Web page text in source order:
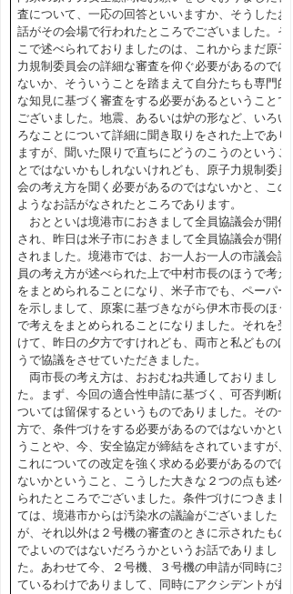
査について、一応の回答といいますか、そうしたお
話がその会場で行われたところでございました。そ
こで述べられておりましたのは、これからまだ原子
力規制委員会の詳細な審査を仰ぐ必要があるのでは
ないか、そういうことを踏まえて自分たちも専門的
な知見に基づく審査をする必要があるということで
ございました。地震、あるいは炉の形など、いろい
ろなことについて詳細に聞き取りをされた上であり
ますが、聞いた限りで直ちにどうのこうのというこ
とではないかもしれないけれども、原子力規制委員
会の考え方を聞く必要があるのではないかと、この
ようなお話がなされたところであります。
おとといは境港市におきまして全員協議会が開催
され、昨日は米子市におきまして全員協議会が開催
されました。境港市では、お一人お一人の市議会議
員の考え方が述べられた上で中村市長のほうで考え
をまとめられることになり、米子市でも、ペーパー
を示しまして、原案に基づきながら伊木市長のほう
で考えをまとめられることになりました。それを受
けて、昨日の夕方ですけれども、両市と私どものほ
うで協議をさせていただきました。
両市長の考え方は、おおむね共通しておりまし
た。まず、今回の適合性申請に基づく、可否判断に
ついては留保するというものでありました。その一
方で、条件づけをする必要があるのではないかとい
うことや、今、安全協定が締結をされていますが、
これについての改定を強く求める必要があるのでは
ないかということ、こうした大きな２つの点も述べ
られたところでございました。条件づけにつきまし
ては、境港市からは汚染水の議論がございました
が、それ以外は２号機の審査のときに示されたもの
でよいのではないだろうかというお話でありまし
た。あわせて今、２号機、３号機の申請が同時に来
ているわけでありまして、同時にアクシデントが起